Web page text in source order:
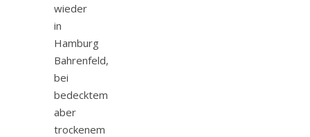
wieder
in
Hamburg
Bahrenfeld,
bei
bedecktem
aber
trockenem